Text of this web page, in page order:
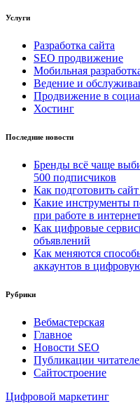
Услуги
Разработка сайта
SEO продвижение
Мобильная
Ведение и
Продвижение в
Хостинг
Последние новости
Бренды всё чаще
500 подписчиков
Как подготовить
Какие инструменты
при работе в
Как цифровые
объявлений
Как меняются
аккаунтов в
Рубрики
Вебмастерская
Главное
Новости SEO
Публикации
Сайтостроение
Цифровой маркетинг